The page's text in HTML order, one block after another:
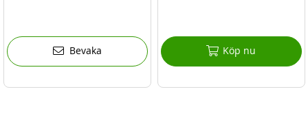
Bevaka Köp nu